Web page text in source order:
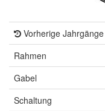
Vorherige Jahrgänge
Rahmen
Gabel
Schaltung